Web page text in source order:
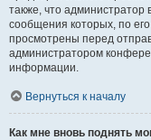
также, что администратор
сообщения которых, по
просмотрены перед
администратором
информации.
Вернуться к началу
Как мне вновь поднять